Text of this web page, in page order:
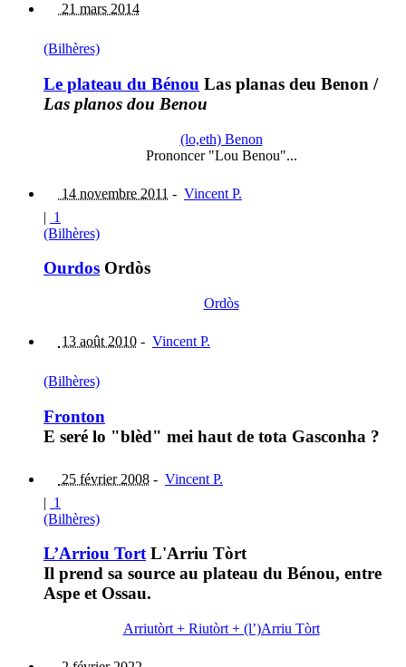
21 mars 2014
(Bilhères)
Le plateau du Bénou Las planas deu Benon /
Las planos dou Benou
(lo,eth) Benon
Prononcer "Lou Benou"...
14 novembre 2011 - Vincent P.
| 1
(Bilhères)
Ourdos Ordòs
Ordòs
13 août 2010 - Vincent P.
(Bilhères)
Fronton
E seré lo "blèd" mei haut de tota Gasconha ?
25 février 2008 - Vincent P.
| 1
(Bilhères)
L’Arriou TortL'Arriu Tòrt
Il prend sa source au plateau du Bénou, entre
Aspe et Ossau.
Arriutòrt + Riutòrt + (l’)Arriu Tòrt